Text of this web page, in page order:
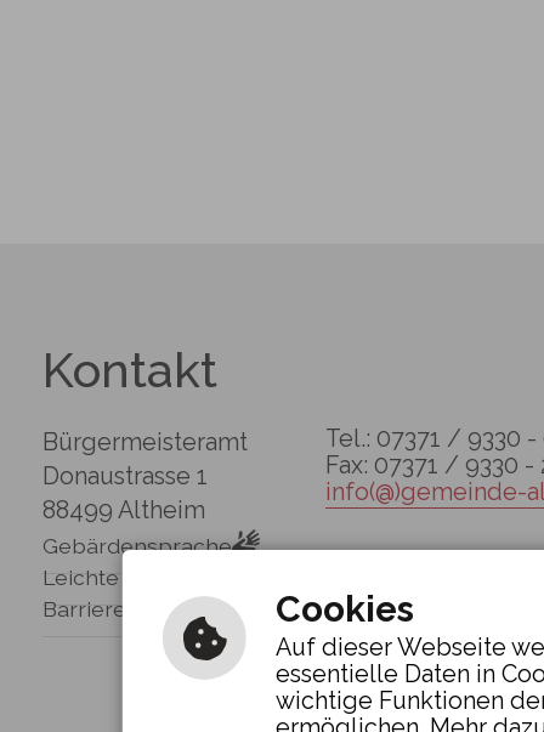
Kontakt
Bürgermeisteramt
Donaustrasse 1
88499 Altheim
Tel.: 07371 / 9330 -
Fax: 07371 / 9330 -
info(@)gemeinde-
Gebärdensprache
Leichte Sprache
Barrierefreie Ansicht
Cookies
Auf dieser Webseite
essentielle Daten in
wichtige Funktionen